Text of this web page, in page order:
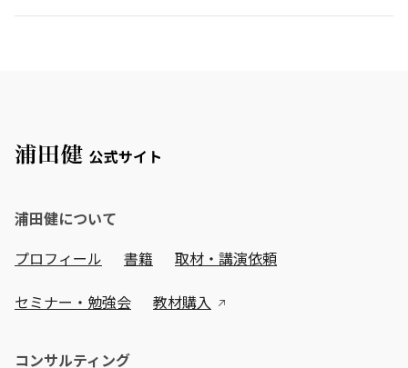
浦田健について
プロフィール
書籍 取材・講演依頼
セミナー・勉強会 教材購入
コンサルティング